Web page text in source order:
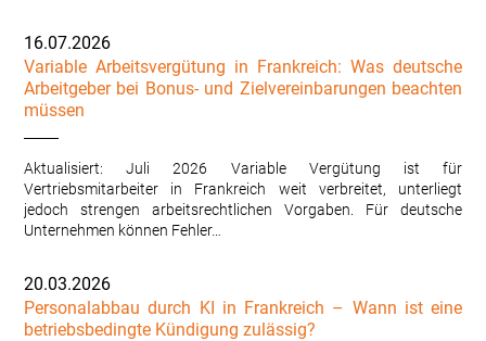
16.07.2026
Variable Arbeitsvergütung in Frankreich: Was deutsche
Arbeitgeber bei Bonus- und Zielvereinbarungen beachten
müssen
Aktualisiert: Juli 2026 Variable Vergütung ist für
Vertriebsmitarbeiter in Frankreich weit verbreitet, unterliegt
jedoch strengen arbeitsrechtlichen Vorgaben. Für deutsche
Unternehmen können Fehler…
20.03.2026
Personalabbau durch KI in Frankreich – Wann ist eine
betriebsbedingte Kündigung zulässig?